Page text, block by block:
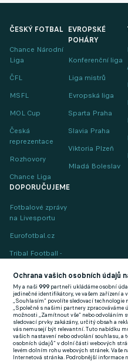
ČESKÝ FOTBAL
Chance Národní
Liga
ČFL
MSFL
MOL Cup
Česká
reprezentace
Rozhovory
Chance Liga
EVROPSKÉ
POHÁRY
Konferenční liga
Liga mistrů
Evropská liga
Sparta Praha
Slavia Praha
Viktoria Plzeň
Mladá Boleslav
DOPORUČUJEME
Fotbalové zprávy
na Livesportu
Eurofotbal.cz
Tribal Football -
(EN)
FlashFutbal (SK)
Tenisportal.cz
Tenisové zprávy
na Livesportu
Ochrana vašich osobních údajů
My a naši999 partneři ukládáme osobní
jedinečné identifikátory, ve vašem zařízení
„Souhlasím“ povolíte sledovací technologie
„Společně s našimi partnery zpracováváme
možnosti „Zamítnout vše“ nebo odvoláním
sledovací prvky zakázány, určitý obsah a
vás nemusejí být relevantní. Tuto nabídku
vašich nastavení nebo odvolání souhlasu,
osobních údajů“ v dolní části webových
levém dolním rohu webových stránek. Vaše
Internetová stránka. Podrobnější informace